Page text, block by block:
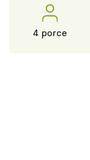
4 porce